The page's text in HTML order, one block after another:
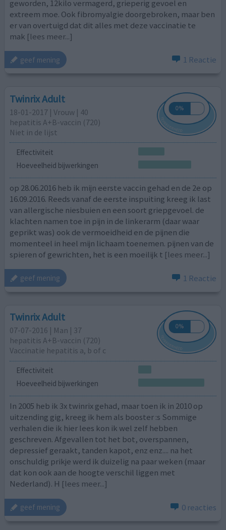
geworden, 12kilo vermagerd, grieperig gevoel en
extreem moe. Ook fibromyalgie doorgebroken, maar ben
er van overtuigd dat dit alles met deze vaccinatie te
mak [lees meer...]
geef mening 1 Reactie
Twinrix Adult
18-01-2017 | Vrouw | 40
hepatitis A+B-vaccin (720)
Niet in de lijst
Effectiviteit
Hoeveelheid bijwerkingen
op 28.06.2016 heb ik mijn eerste vaccin gehad en de 2e op
16.09.2016. Reeds vanaf de eerste inspuiting kreeg ik last
van allergische niesbuien en een soort griepgevoel. de
klachten namen toe in pijn in de linkerarm (daar waar
geprikt was) ook de vermoeidheid en de pijnen die
momenteel in heel mijn lichaam toenemen. pijnen van de
spieren of gewrichten, het is een moeilijk t [lees meer...]
geef mening 1 Reactie
Twinrix Adult
07-07-2016 | Man | 37
hepatitis A+B-vaccin (720)
Vaccinatie hepatitis a, b of c
Effectiviteit
Hoeveelheid bijwerkingen
In 2005 heb ik 3x twinrix gehad, maar toen ik in 2010 op
uitzending gig, kreeg ik hem als booster :s Sommige
verhalen die ik hier lees kon ik wel zelf hebben
geschreven. Afgevallen tot het bot, overspannen,
depressief geraakt, tanden kapot, enz enz.... na het
onschuldig prikje werd ik duizelig na paar weken (maar
dat kon ook aan de hoogte verschil liggen met
Nederland). H [lees meer...]
geef mening 0 reacties